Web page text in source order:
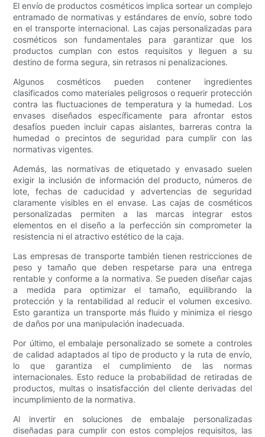
El envío de productos cosméticos implica sortear un complejo
entramado de normativas y estándares de envío, sobre todo
en el transporte internacional. Las cajas personalizadas para
cosméticos son fundamentales para garantizar que los
productos cumplan con estos requisitos y lleguen a su
destino de forma segura, sin retrasos ni penalizaciones.
Algunos cosméticos pueden contener ingredientes
clasificados como materiales peligrosos o requerir protección
contra las fluctuaciones de temperatura y la humedad. Los
envases diseñados específicamente para afrontar estos
desafíos pueden incluir capas aislantes, barreras contra la
humedad o precintos de seguridad para cumplir con las
normativas vigentes.
Además, las normativas de etiquetado y envasado suelen
exigir la inclusión de información del producto, números de
lote, fechas de caducidad y advertencias de seguridad
claramente visibles en el envase. Las cajas de cosméticos
personalizadas permiten a las marcas integrar estos
elementos en el diseño a la perfección sin comprometer la
resistencia ni el atractivo estético de la caja.
Las empresas de transporte también tienen restricciones de
peso y tamaño que deben respetarse para una entrega
rentable y conforme a la normativa. Se pueden diseñar cajas
a medida para optimizar el tamaño, equilibrando la
protección y la rentabilidad al reducir el volumen excesivo.
Esto garantiza un transporte más fluido y minimiza el riesgo
de daños por una manipulación inadecuada.
Por último, el embalaje personalizado se somete a controles
de calidad adaptados al tipo de producto y la ruta de envío,
lo que garantiza el cumplimiento de las normas
internacionales. Esto reduce la probabilidad de retiradas de
productos, multas o insatisfacción del cliente derivadas del
incumplimiento de la normativa.
Al invertir en soluciones de embalaje personalizadas
diseñadas para cumplir con estos complejos requisitos, las